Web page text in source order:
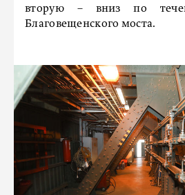
вторую – вниз по
Благовещенского моста.